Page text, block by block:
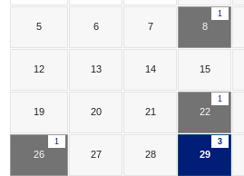
5 6 7
1
8
12 13 14 15
19 20 21
1
22
1
26 27 28
3
29